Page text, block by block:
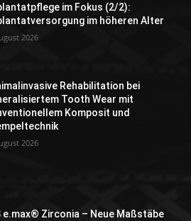
im Fokus (2/2):
im höheren Alter
2026
Rehabilitation bei
Tooth Wear mit
Komposit und
2026
e.max® Zirconia – Neue Maßstäbe